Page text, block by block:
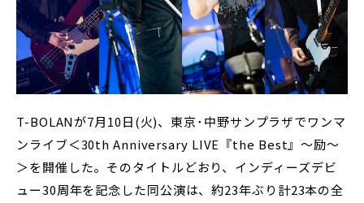
T-BOLANが7月10日(火)、東京･中野サンプラザでワンマ
ンライブ＜30th Anniversary LIVE『the Best』～励～
＞を開催した。そのタイトルどおり、インディーズデビ
ュー30周年を記念した同公演は、約23年ぶり計23本の全